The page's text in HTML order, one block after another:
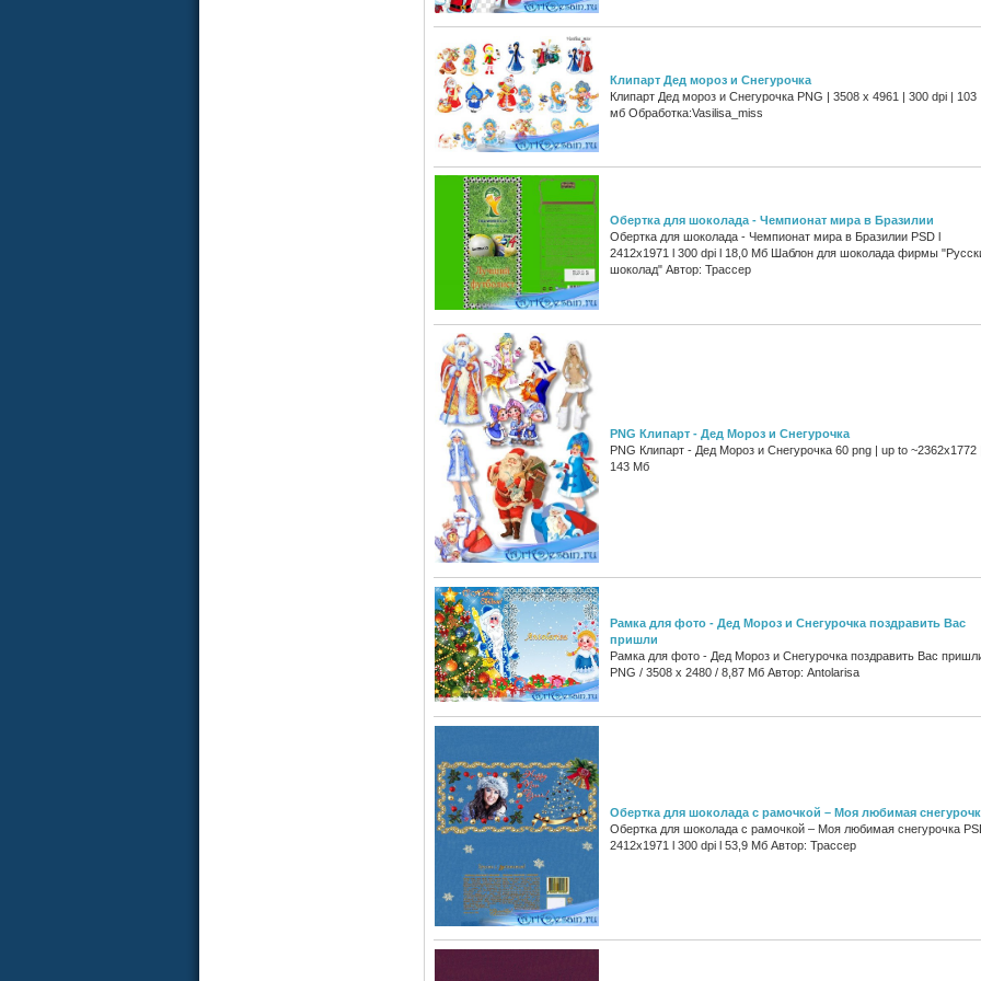
Клипарт Дед мороз и Снегурочка
Клипарт Дед мороз и Снегурочка PNG | 3508 х 4961 | 300 dpi | 103
мб Обработка:Vasilisa_miss
Обертка для шоколада - Чемпионат мира в Бразилии
Обертка для шоколада - Чемпионат мира в Бразилии PSD l
2412x1971 l 300 dpi l 18,0 Мб Шаблон для шоколада фирмы
шоколад" Автор: Трассер
PNG Клипарт - Дед Мороз и Снегурочка
PNG Клипарт - Дед Мороз и Снегурочка 60 png | up to ~2362x1772
143 Мб
Рамка для фото - Дед Мороз и Снегурочка поздравить Вас
пришли
Рамка для фото - Дед Мороз и Снегурочка поздравить Вас
PNG / 3508 x 2480 / 8,87 Мб Aвтор: Antolarisa
Обертка для шоколада с рамочкой – Моя любимая
Обертка для шоколада с рамочкой – Моя любимая снегурочка
2412x1971 l 300 dpi l 53,9 Мб Автор: Трассер